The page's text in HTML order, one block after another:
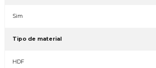
Sim
Tipo de material
HDF